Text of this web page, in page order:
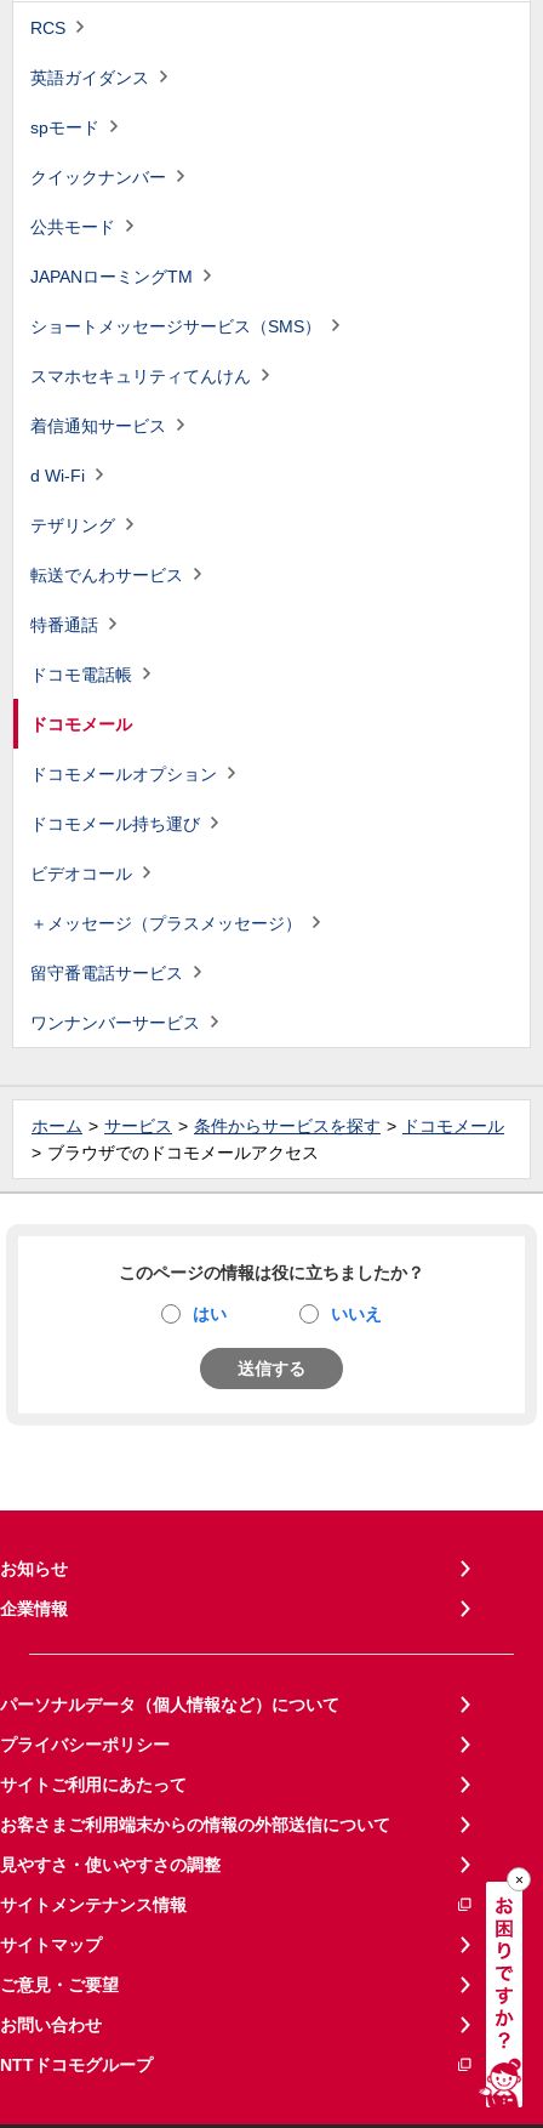
RCS
英語ガイダンス
spモード
クイックナンバー
公共モード
JAPANローミングTM
ショートメッセージサービス（SMS）
スマホセキュリティてんけん
着信通知サービス
d Wi-Fi
テザリング
転送でんわサービス
特番通話
ドコモ電話帳
ドコモメール
ドコモメールオプション
ドコモメール持ち運び
ビデオコール
＋メッセージ（プラスメッセージ）
留守番電話サービス
ワンナンバーサービス
ホーム サービス 条件からサービスを探す
ドコモメール
ブラウザでのドコモメールアクセス
このページの情報は役に立ちましたか？
はい いいえ
送信する
お知らせ
企業情報
パーソナルデータ（個人情報など）について
プライバシーポリシー
サイトご利用にあたって
お客さまご利用端末からの情報の外部送信について
見やすさ・使いやすさの調整
サイトメンテナンス情報
サイトマップ
ご意見・ご要望
お問い合わせ
NTTドコモグループ